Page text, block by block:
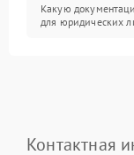
Какую
для юридических
Контактная